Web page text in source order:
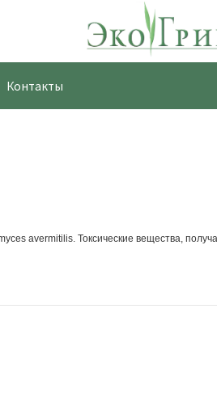
Контакты
avermitilis. Токсические вещества,